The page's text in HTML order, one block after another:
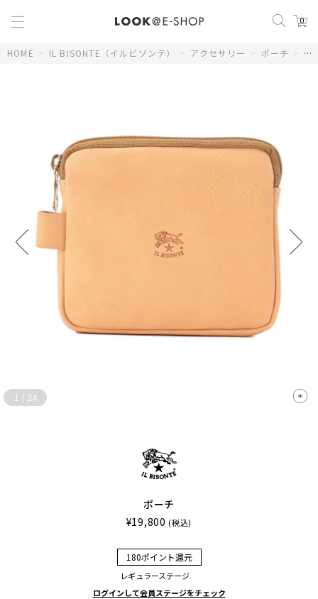
0
HOME > IL BISONTE（イルビゾンテ） > アクセサリー > ポーチ > ポ
1 / 24
ポーチ
¥19,800 (税込)
180ポイント還元
レギュラーステージ
ログインして会員ステージをチェック